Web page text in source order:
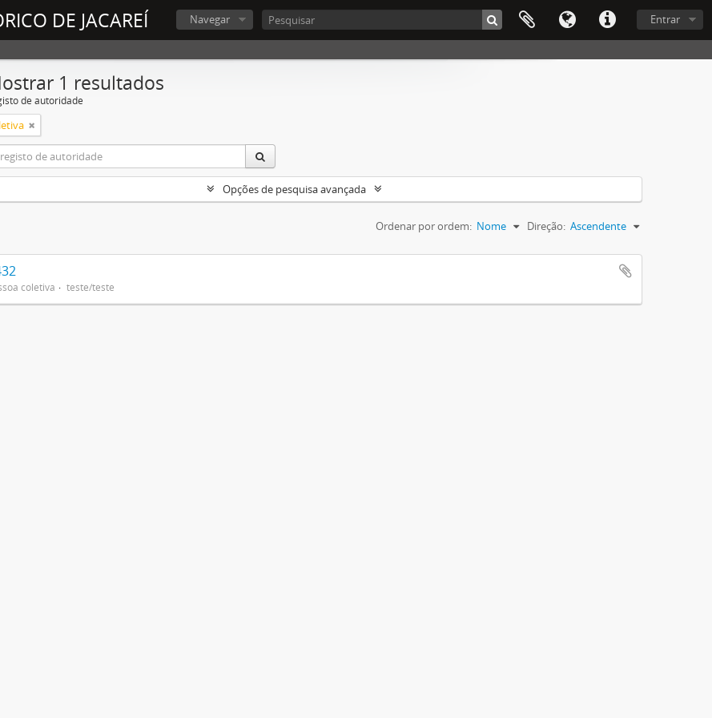
DE JACAREÍ Entrar
Navegar
1 resultados
de autoridade
Opções de pesquisa avançada
Ordenar por ordem: Nome Direção: Ascendente
coletiva teste/teste